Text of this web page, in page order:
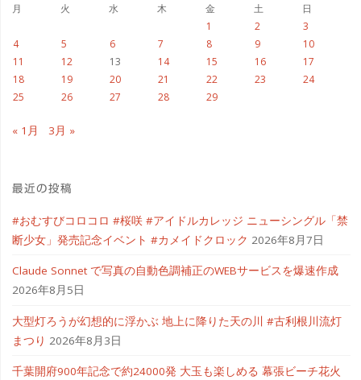
月
火 水 木 金 土
日
1
2
3
4
5 6 7 8 9
10
11
12 13 14 15 16
17
18
19 20 21 22 23
24
25
26 27 28 29
« 1月 3月 »
最近の投稿
#おむすびコロコロ #桜咲 #アイドルカレッジ ニューシングル「禁
断少女」発売記念イベント #カメイドクロック 2026年8月7日
Claude Sonnet で写真の自動色調補正のWEBサービスを爆速作成
2026年8月5日
大型灯ろうが幻想的に浮かぶ 地上に降りた天の川 #古利根川流灯
まつり 2026年8月3日
千葉開府900年記念で約24000発 大玉も楽しめる 幕張ビーチ花火